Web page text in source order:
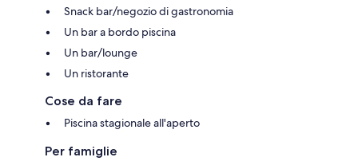
Snack bar/negozio di gastronomia
Un bar a bordo piscina
Un bar/lounge
Un ristorante
Cose da fare
Piscina stagionale all'aperto
Per famiglie